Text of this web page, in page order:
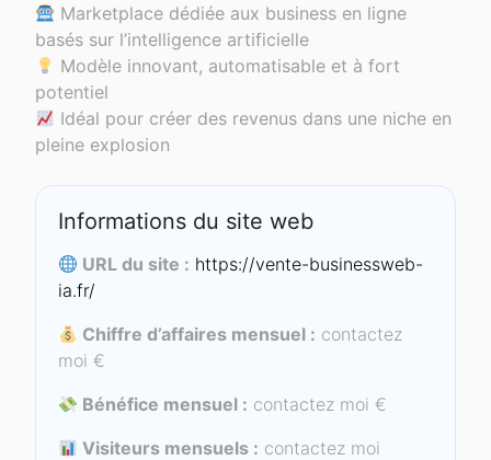
Marketplace dédiée aux business en ligne
basés sur l’intelligence artificielle
Modèle innovant, automatisable et à fort
potentiel
Idéal pour créer des revenus dans une niche en
pleine explosion
Informations du site web
URL du site : https://vente-businessweb-
ia.fr/
Chiffre d’affaires mensuel : contactez
moi €
Bénéfice mensuel : contactez moi €
Visiteurs mensuels : contactez moi